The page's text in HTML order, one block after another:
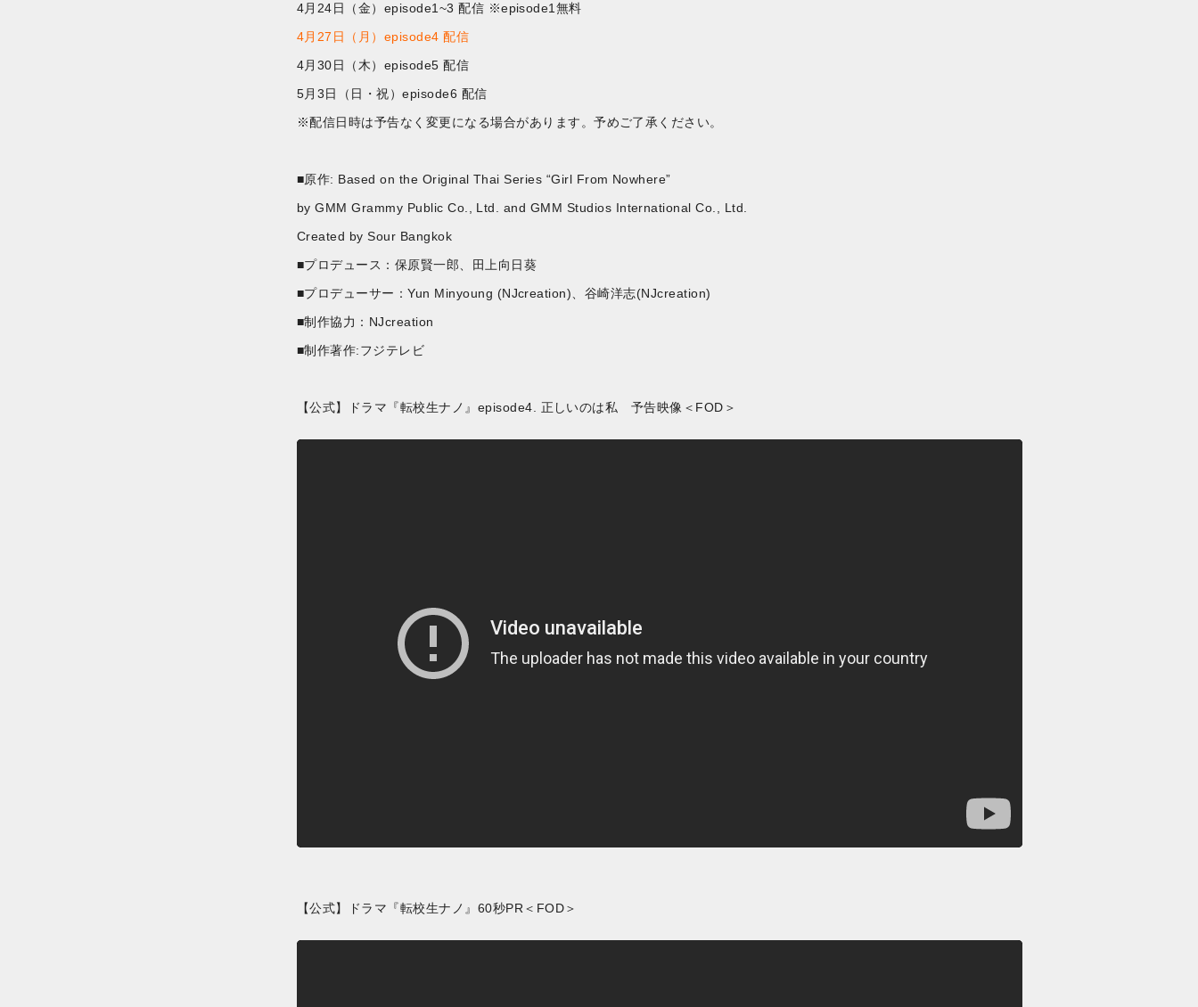
4月24日（金）episode1~3 配信 ※episode1無料
4月27日（月）episode4 配信
4月30日（木）episode5 配信
5月3日（日・祝）episode6 配信
※配信日時は予告なく変更になる場合があります。予めご了承ください。
■原作: Based on the Original Thai Series “Girl From Nowhere”
by GMM Grammy Public Co., Ltd. and GMM Studios International Co., Ltd.
Created by Sour Bangkok
■プロデュース：保原賢一郎、田上向日葵
■プロデューサー：Yun Minyoung (NJcreation)、谷崎洋志(NJcreation)
■制作協力：NJcreation
■制作著作:フジテレビ
【公式】ドラマ『転校生ナノ』episode4. 正しいのは私 予告映像＜FOD＞
【公式】ドラマ『転校生ナノ』60秒PR＜FOD＞